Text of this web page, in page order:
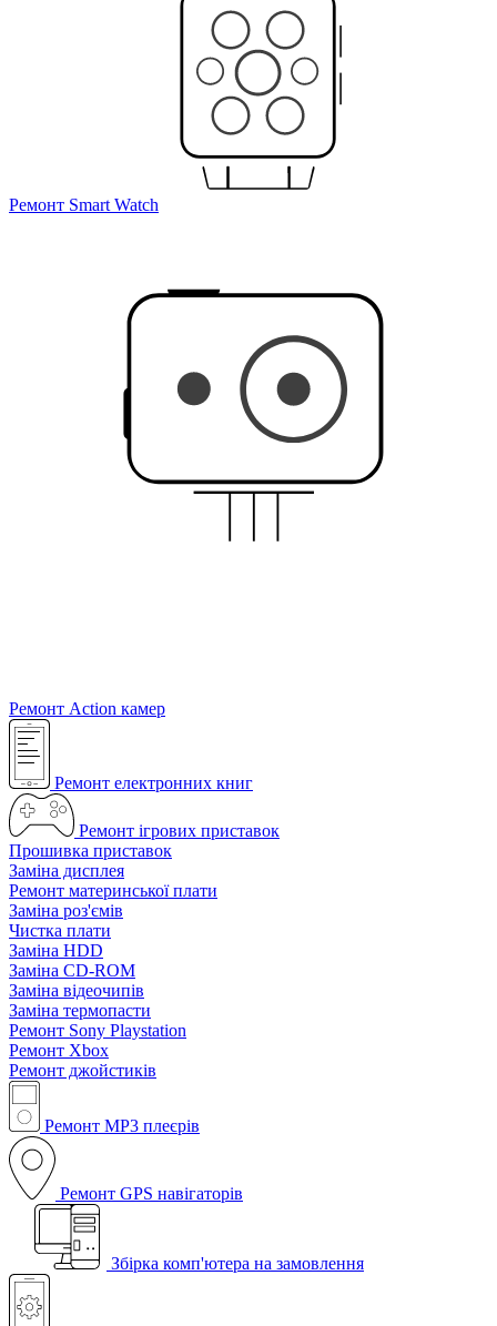
Ремонт Smart Watch
Ремонт Action камер
Ремонт електронних книг
Ремонт ігрових приставок
Прошивка приставок
Заміна дисплея
Ремонт материнської плати
Заміна роз'ємів
Чистка плати
Заміна HDD
Заміна CD-ROM
Заміна відеочипів
Заміна термопасти
Ремонт Sony Playstation
Ремонт Xbox
Ремонт джойстиків
Ремонт MP3 плеєрів
Ремонт GPS навігаторів
Збірка комп'ютера на замовлення